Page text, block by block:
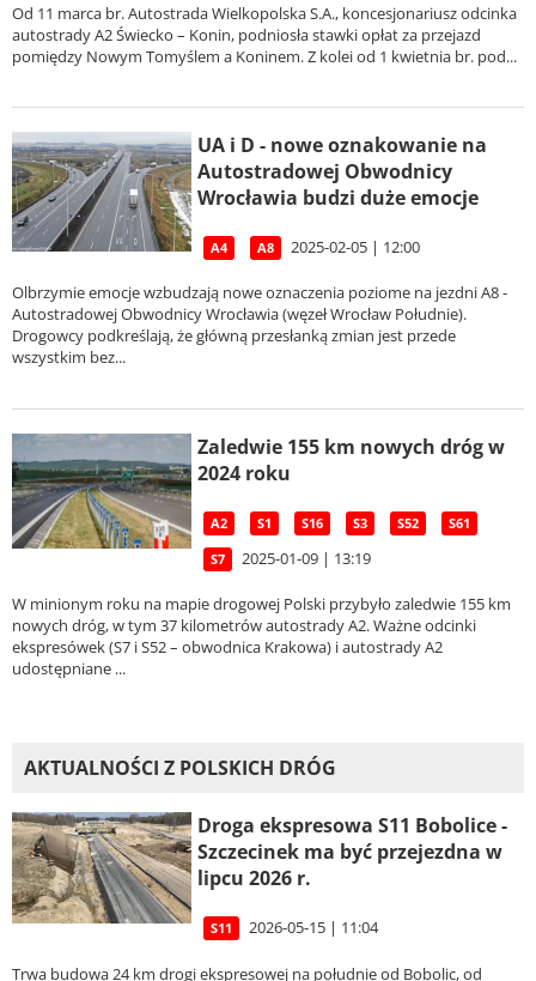
Od 11 marca br. Autostrada Wielkopolska S.A., koncesjonariusz odcinka
autostrady A2 Świecko – Konin, podniosła stawki opłat za przejazd
pomiędzy Nowym Tomyślem a Koninem. Z kolei od 1 kwietnia br. pod...
UA i D - nowe oznakowanie na
Autostradowej Obwodnicy
Wrocławia budzi duże emocje
A4 A8 2025-02-05 | 12:00
Olbrzymie emocje wzbudzają nowe oznaczenia poziome na jezdni A8 -
Autostradowej Obwodnicy Wrocławia (węzeł Wrocław Południe).
Drogowcy podkreślają, że główną przesłanką zmian jest przede
wszystkim bez...
Zaledwie 155 km nowych dróg w
2024 roku
A2 S1 S16 S3 S52 S61
S7 2025-01-09 | 13:19
W minionym roku na mapie drogowej Polski przybyło zaledwie 155 km
nowych dróg, w tym 37 kilometrów autostrady A2. Ważne odcinki
ekspresówek (S7 i S52 – obwodnica Krakowa) i autostrady A2
udostępniane ...
AKTUALNOŚCI Z POLSKICH DRÓG
Droga ekspresowa S11 Bobolice -
Szczecinek ma być przejezdna w
lipcu 2026 r.
S11 2026-05-15 | 11:04
Trwa budowa 24 km drogi ekspresowej na południe od Bobolic, od